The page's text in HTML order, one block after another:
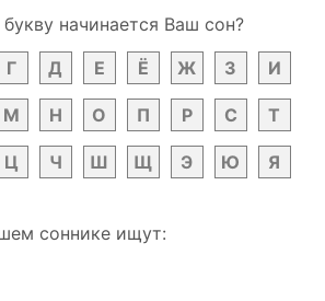
начинается Ваш сон?
Г Д Е Ё Ж З И
М Н О П Р С Т
Ц Ч Ш Щ Э Ю Я
соннике ищут: